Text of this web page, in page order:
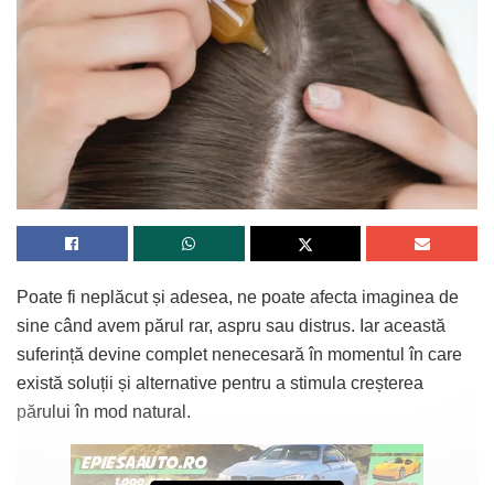
Poate fi neplăcut și adesea, ne poate afecta imaginea de
sine când avem părul rar, aspru sau distrus. Iar această
suferință devine complet nenecesară în momentul în care
există soluții și alternative pentru a stimula creșterea
părului în mod natural.